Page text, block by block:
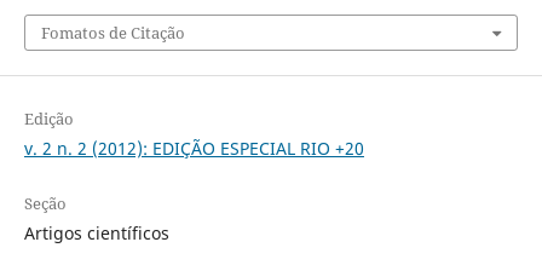
Fomatos de Citação
Edição
v. 2 n. 2 (2012): EDIÇÃO ESPECIAL RIO +20
Seção
Artigos científicos